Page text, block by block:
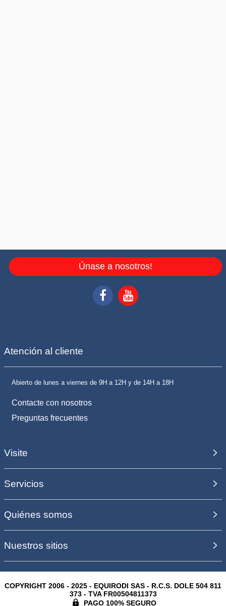
Únase a nosotros!
Atención al cliente
Abierto de lunes a viernes de 9H a 12H y de 14H a 18H
Contacte con nosotros
Preguntas frecuentes
Visite
Servicios
Quiénes somos
Nuestros sitios
COPYRIGHT 2006 - 2025 - EQUIRODI SAS - R.C.S. DOLE 504 811
373 - TVA FR00504811373
PAGO 100% SEGURO